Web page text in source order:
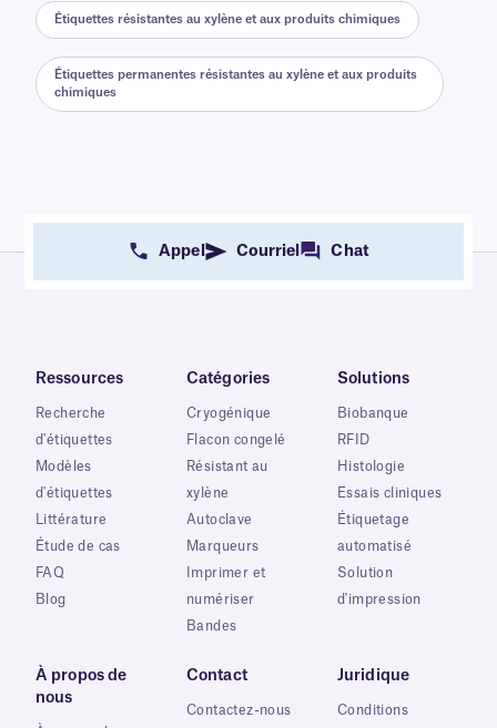
Étiquettes résistantes au xylène et aux produits chimiques
Étiquettes permanentes résistantes au xylène et aux produits
chimiques
Appel Courriel Chat
Ressources
Recherche
d'étiquettes
Modèles
d'étiquettes
Littérature
Étude de cas
FAQ
Blog
Catégories
Cryogénique
Flacon congelé
Résistant au
xylène
Autoclave
Marqueurs
Imprimer et
numériser
Bandes
Solutions
Biobanque
RFID
Histologie
Essais cliniques
Étiquetage
automatisé
Solution
d'impression
À propos de
nous
Contact
Contactez-nous
Juridique
Conditions